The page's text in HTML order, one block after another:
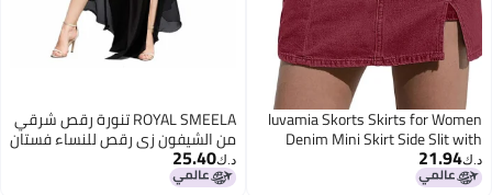
luvamia Skorts Skirts for Women
Denim Mini Skirt Side Slit with
High Waisted Jean Shorts Stretchy
Skorts Skirts for Women Casual
د.ك‏21.94
ROYAL SMEELA تنورة رقص شرقي
من الشيفون زي رقص للنساء فستان
رقص مقاس واحد، 6 ألوان، أسود،
مقاس واحد
د.ك‏25.40